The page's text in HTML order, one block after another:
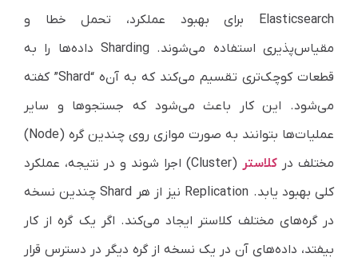
Elasticsearch برای بهبود عملکرد، تحمل خطا و
مقیاس‌پذیری استفاده می‌شوند. Sharding داده‌ها را به
قطعات کوچک‌تری تقسیم می‌کند که به آن‌ه “Shard” کفته
می‌شود. این کار باعث می‌شود که جستجوها و سایر
عملیات‌ها بتوانند به صورت موازی روی چندین گره (Node
)
مختلف در کلاستر (
Cluster) اجرا شوند و در نتیجه، عملکرد
کلی بهبود یابد. Replication نیز از هر Shardچندین نسخه
در گره‌های مختلف کلاستر ایجاد می‌کند. اگر یک گره از کار
بیفتد، داده‌های آن در یک نسخه از گره دیگر در دسترس قرار